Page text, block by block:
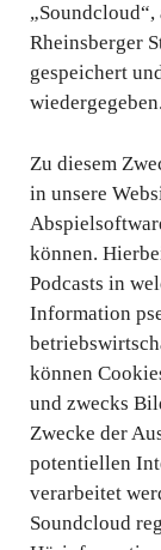
Rheinsberger
gespeichert
wiedergegeben.
Zu diesem
in unsere
können.
Podcasts in
Information
können
und zwecks
Zwecke der
potentiellen
verarbeitet
Soundcloud